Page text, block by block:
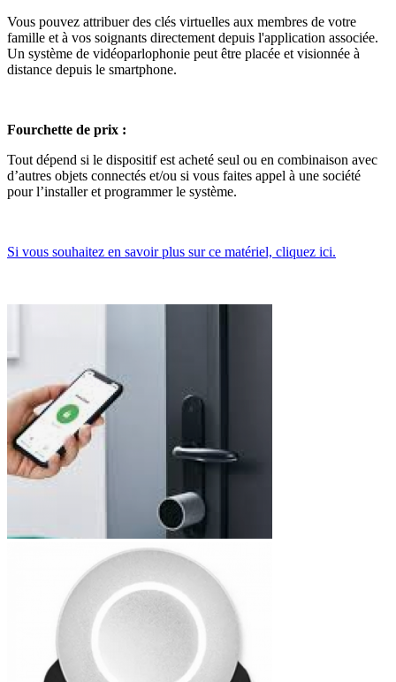
Vous pouvez attribuer des clés virtuelles aux membres de votre
famille et à vos soignants directement depuis l'application associée.
Un système de vidéoparlophonie peut être placée et visionnée à
distance depuis le smartphone.
Fourchette de prix :
Tout dépend si le dispositif est acheté seul ou en combinaison avec
d’autres objets connectés et/ou si vous faites appel à une société
pour l’installer et programmer le système.
Si vous souhaitez en savoir plus sur ce matériel, cliquez ici.